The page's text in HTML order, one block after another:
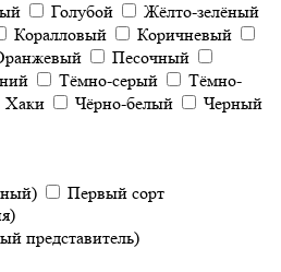
Голубой
Жёлто-зелёный
Коралловый
Коричневый
Песочный
Тёмно-серый
Тёмно-
Хаки Чёрно-белый
Черный
Первый сорт
представитель)